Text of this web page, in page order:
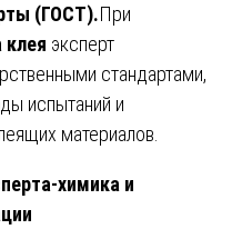
(ГОСТ).При
клея эксперт
стандартами,
испытаний и
материалов.
химика и